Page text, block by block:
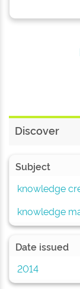
Discover
Subject
knowledge
knowledge
Date issued
2014